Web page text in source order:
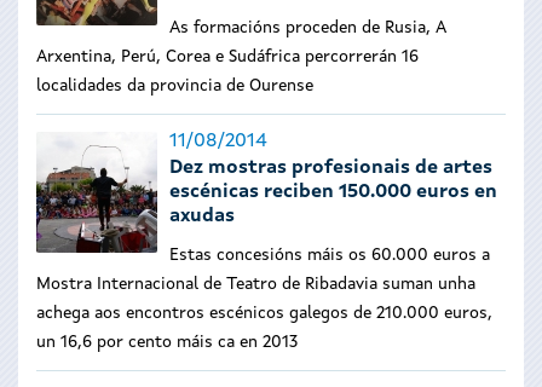
As formacións proceden de Rusia, A
Arxentina, Perú, Corea e Sudáfrica percorrerán 16
localidades da provincia de Ourense
11/08/2014
Dez mostras profesionais de artes
escénicas reciben 150.000 euros en
axudas
Estas concesións máis os 60.000 euros a
Mostra Internacional de Teatro de Ribadavia suman unha
achega aos encontros escénicos galegos de 210.000 euros,
un 16,6 por cento máis ca en 2013